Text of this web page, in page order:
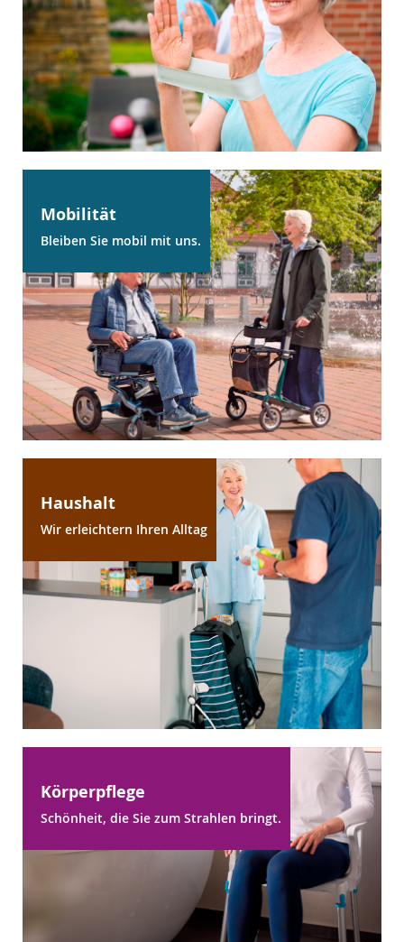
Mobilität
Bleiben Sie mobil mit uns.
Haushalt
Wir erleichtern Ihren Alltag
Körperpflege
Schönheit, die Sie zum Strahlen bringt.